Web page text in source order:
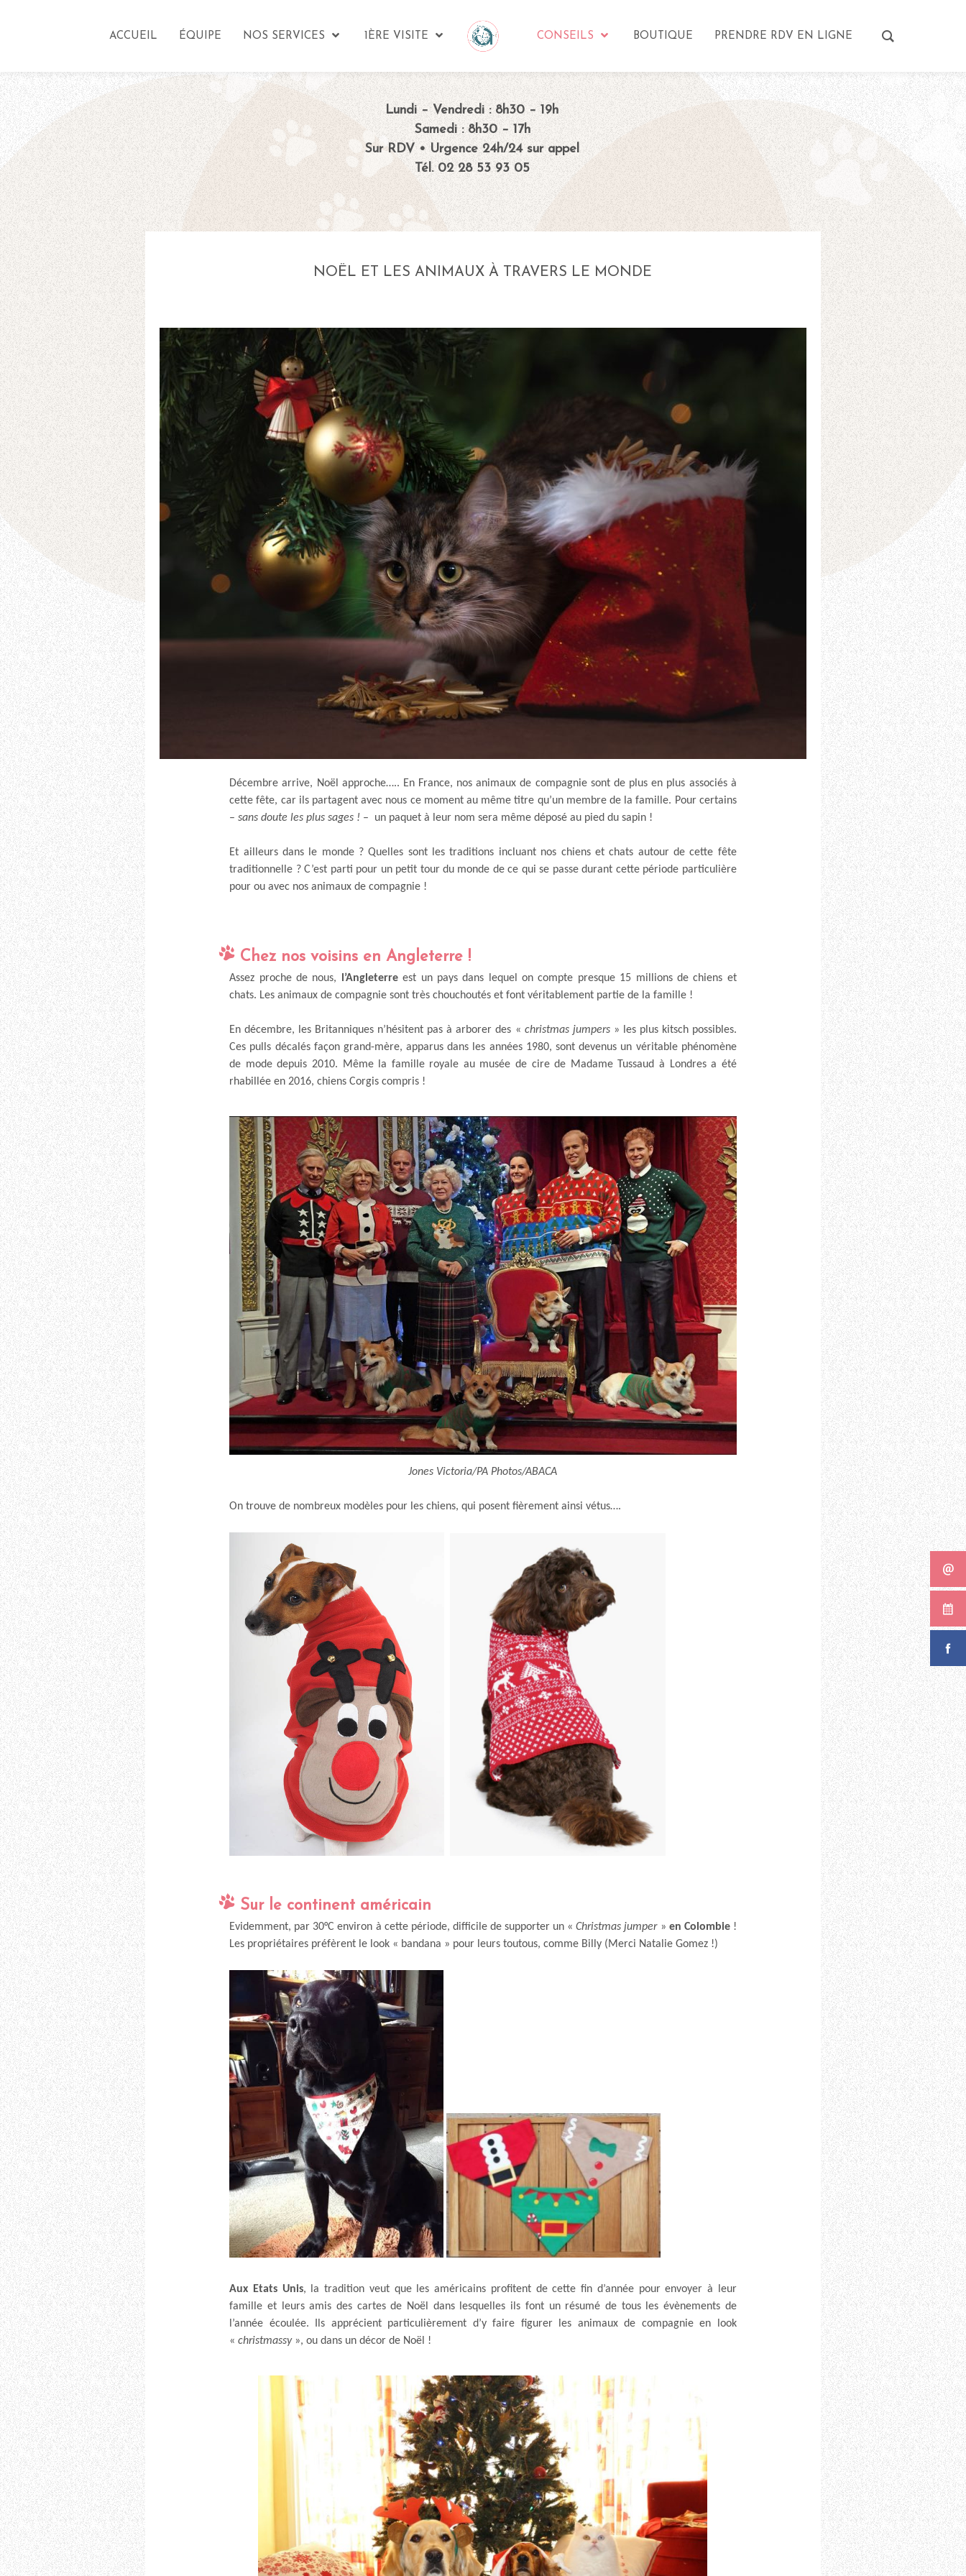
ACCUEIL ÉQUIPE NOS SERVICES 1ÈRE VISITE CONSEILS BOUTIQUE PRENDRE RDV EN LIGNE
Lundi – Vendredi : 8h30 – 19h
Samedi : 8h30 – 17h
Sur RDV • Urgence 24h/24 sur appel
Tél. 02 28 53 93 05
NOËL ET LES ANIMAUX À TRAVERS LE MONDE
Décembre arrive, Noël approche….. En France, nos animaux de compagnie sont de plus en plus associés à
cette fête, car ils partagent avec nous ce moment au même titre qu’un membre de la famille. Pour certains
–sans doute les plus sages ! – un paquet à leur nom sera même déposé au pied du sapin !
Et ailleurs dans le monde ? Quelles sont les traditions incluant nos chiens et chats autour de cette fête
traditionnelle ? C’est parti pour un petit tour du monde de ce qui se passe durant cette période particulière
pour ou avec nos animaux de compagnie !
Chez nos voisins en Angleterre !
Assez proche de nous, l’Angleterreest un pays dans lequel on compte presque 15 millions de chiens et
chats. Les animaux de compagnie sont très chouchoutés et font véritablement partie de la famille !
En décembre, les Britanniques n’hésitent pas à arborer des « christmas jumpers» les plus kitsch possibles.
Ces pulls décalés façon grand-mère, apparus dans les années 1980, sont devenus un véritable phénomène
de mode depuis 2010. Même la famille royale au musée de cire de Madame Tussaud à Londres a été
rhabillée en 2016, chiens Corgis compris !
Jones Victoria/PA Photos/ABACA
On trouve de nombreux modèles pour les chiens, qui posent fièrement ainsi vétus….
Sur le continent américain
Evidemment, par 30°C environ à cette période, difficile de supporter un «Christmas jumper» en Colombie!
Les propriétaires préfèrent le look « bandana » pour leurs toutous, comme Billy (Merci Natalie Gomez !)
Aux Etats Unis, la tradition veut que les américains profitent de cette fin d’année pour envoyer à leur
famille et leurs amis des cartes de Noël dans lesquelles ils font un résumé de tous les évènements de
l’année écoulée. Ils apprécient particulièrement d’y faire figurer les animaux de compagnie en look
«christmassy», ou dans un décor de Noël !